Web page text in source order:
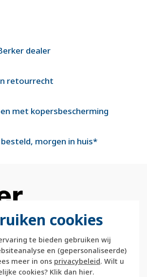
cookies
te bieden gebruiken wij
en (gepersonaliseerde)
meer in ons privacybeleid. Wilt u
cookies? Klik dan hier.
dealer
retourrecht
met kopersbescherming
morgen in huis*
van e-Stores
geen webwinkel of
GmbH & Co. KG.